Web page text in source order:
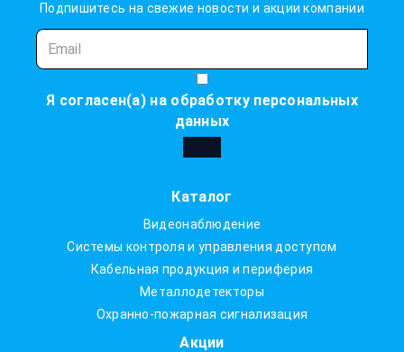
Подпишитесь на свежие новости и акции компании
Я согласен(а) на обработку персональных
данных
Каталог
Видеонаблюдение
Системы контроля и управления доступом
Кабельная продукция и периферия
Металлодетекторы
Охранно-пожарная сигнализация
Акции